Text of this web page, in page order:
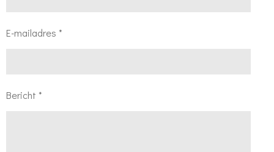
E-mailadres *
Bericht *